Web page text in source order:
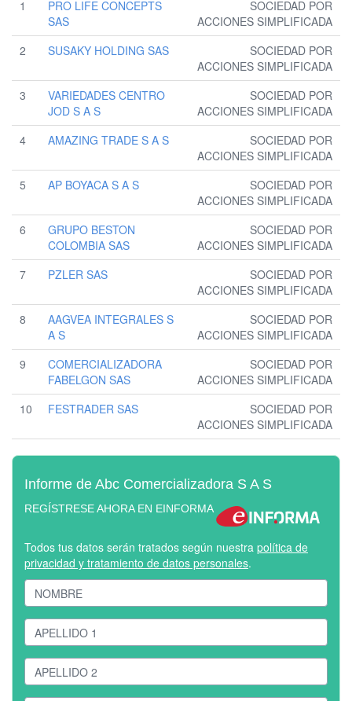
1
PRO LIFE CONCEPTS
SAS
SOCIEDAD POR
ACCIONES SIMPLIFICADA
2
SUSAKY HOLDING SAS
SOCIEDAD POR
ACCIONES SIMPLIFICADA
3
VARIEDADES CENTRO
JOD S A S
SOCIEDAD POR
ACCIONES SIMPLIFICADA
4
AMAZING TRADE S A S
SOCIEDAD POR
ACCIONES SIMPLIFICADA
5
AP BOYACA S A S
SOCIEDAD POR
ACCIONES SIMPLIFICADA
6
GRUPO BESTON
COLOMBIA SAS
SOCIEDAD POR
ACCIONES SIMPLIFICADA
7
PZLER SAS
SOCIEDAD POR
ACCIONES SIMPLIFICADA
8
AAGVEA INTEGRALES S
A S
SOCIEDAD POR
ACCIONES SIMPLIFICADA
9
COMERCIALIZADORA
FABELGON SAS
SOCIEDAD POR
ACCIONES SIMPLIFICADA
10
FESTRADER SAS
SOCIEDAD POR
ACCIONES SIMPLIFICADA
Informe de Abc Comercializadora S A S
REGÍSTRESE AHORA EN EINFORMA
Todos tus datos serán tratados según nuestra política de
privacidad y tratamiento de datos personales.